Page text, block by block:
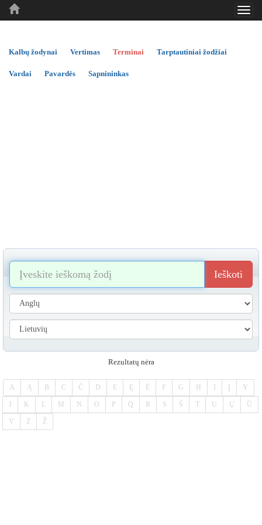
..
..
Kalbų žodynai Vertimas Terminai Tarptautiniai žodžiai
Vardai Pavardės Sapnininkas
Ieškoti
Rezultatų nėra
A Ą B C Č D E Ę Ė F G H Y
J K L M N O P Q R S Š T U Ų Ū
V Z Ž